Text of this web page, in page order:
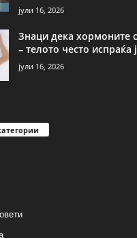
јули 16, 2026
Знаци дека хормоните
– телото често испраќа
јули 16, 2026